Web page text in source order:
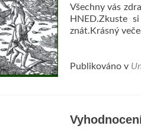
Všechny vás
HNED.Zkuste
znát.Krásný
Publikováno v